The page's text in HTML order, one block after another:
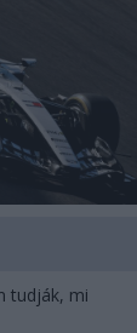
tudják, mi